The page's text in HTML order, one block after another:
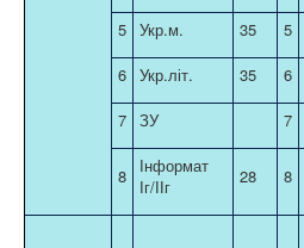
5 Укр.м. 35 5
6 Укр.літ. 35 6
7 ЗУ 7
8
Інформат
Іг/ІІг
28 8